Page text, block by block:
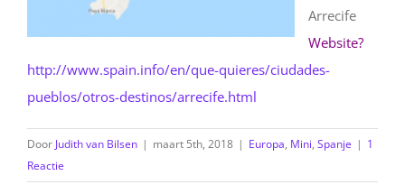
Arrecife
Website?
http://www.spain.info/en/que-quieres/ciudades-
pueblos/otros-destinos/arrecife.html
Door Judith van Bilsen | maart 5th, 2018 | Europa, Mini, Spanje | 1
Reactie